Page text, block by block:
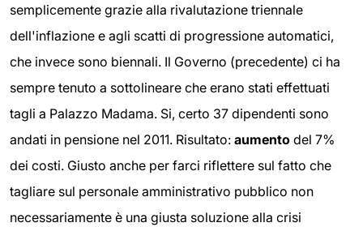
semplicemente grazie alla rivalutazione triennale
dell'inflazione e agli scatti di progressione automatici,
che invece sono biennali. Il Governo (precedente) ci ha
sempre tenuto a sottolineare che erano stati effettuati
tagli a Palazzo Madama. Si, certo 37 dipendenti sono
andati in pensione nel 2011. Risultato: aumento del 7%
dei costi. Giusto anche per farci riflettere sul fatto che
tagliare sul personale amministrativo pubblico non
necessariamente è una giusta soluzione alla crisi